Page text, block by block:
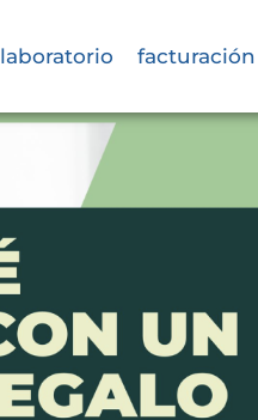
laboratorio facturación